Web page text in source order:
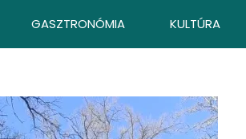
GASZTRONÓMIA KULTÚRA